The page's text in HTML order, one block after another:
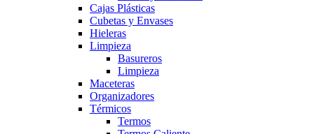
Cajas Plásticas
Cubetas y Envases
Hieleras
Limpieza
Basureros
Limpieza
Maceteras
Organizadores
Térmicos
Termos